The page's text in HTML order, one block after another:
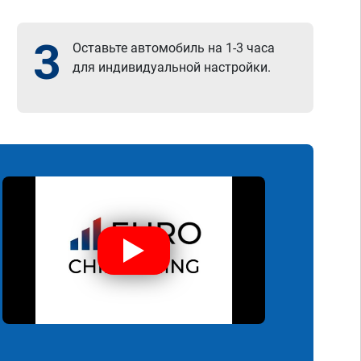
3
Оставьте автомобиль на 1-3 часа
для индивидуальной настройки.